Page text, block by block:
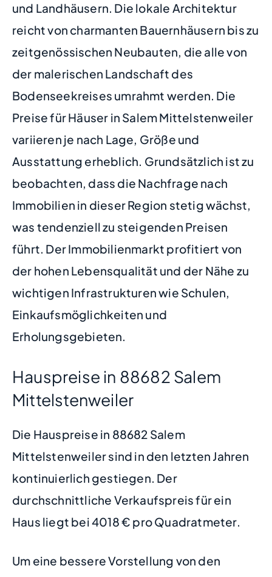
und Landhäusern. Die lokale Architektur
reicht von charmanten Bauernhäusern bis zu
zeitgenössischen Neubauten, die alle von
der malerischen Landschaft des
Bodenseekreises umrahmt werden. Die
Preise für Häuser in Salem Mittelstenweiler
variieren je nach Lage, Größe und
Ausstattung erheblich. Grundsätzlich ist zu
beobachten, dass die Nachfrage nach
Immobilien in dieser Region stetig wächst,
was tendenziell zu steigenden Preisen
führt. Der Immobilienmarkt profitiert von
der hohen Lebensqualität und der Nähe zu
wichtigen Infrastrukturen wie Schulen,
Einkaufsmöglichkeiten und
Erholungsgebieten.
Hauspreise in 88682 Salem
Mittelstenweiler
Die Hauspreise in 88682 Salem
Mittelstenweiler sind in den letzten Jahren
kontinuierlich gestiegen. Der
durchschnittliche Verkaufspreis für ein
Haus liegt bei 4018 € pro Quadratmeter.
Um eine bessere Vorstellung von den